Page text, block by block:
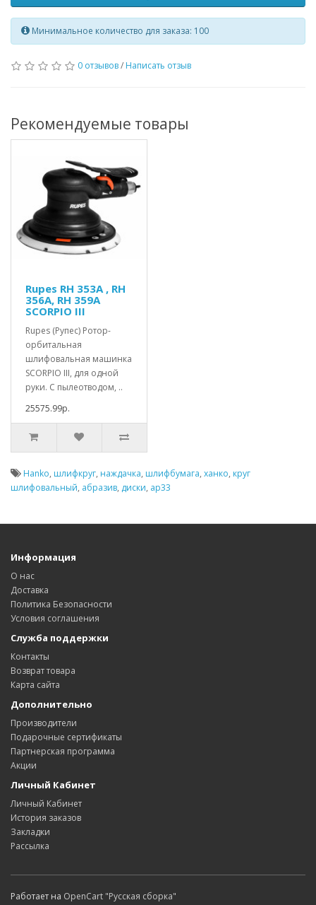
Минимальное количество для заказа: 100
0 отзывов/ Написать отзыв
Рекомендуемые товары
Rupes RH 353A , RH
356A, RH 359A
SCORPIO III
Rupes (Рупес) Ротор-
орбитальная
шлифовальная машинка
SCORPIO III, для одной
руки. С пылеотводом, ..
25575.99р.
Hanko, шлифкруг, наждачка, шлифбумага, ханко, круг
шлифовальный, абразив, диски, ap33
Информация
О нас
Доставка
Политика Безопасности
Условия соглашения
Служба поддержки
Контакты
Возврат товара
Карта сайта
Дополнительно
Производители
Подарочные сертификаты
Партнерская программа
Акции
Личный Кабинет
Личный Кабинет
История заказов
Закладки
Рассылка
Работает на OpenCart "Русская сборка"